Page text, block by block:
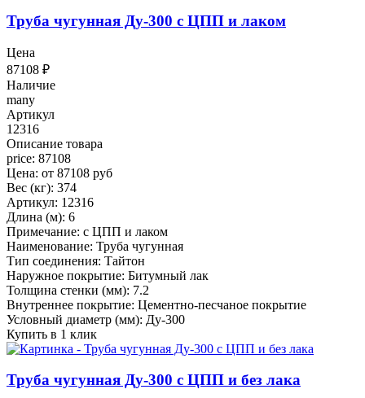
Труба чугунная Ду-300 с ЦПП и лаком
Цена
87108 ₽
Наличие
many
Артикул
12316
Описание товара
price: 87108
Цена: от 87108 руб
Вес (кг): 374
Артикул: 12316
Длина (м): 6
Примечание: с ЦПП и лаком
Наименование: Труба чугунная
Тип соединения: Тайтон
Наружное покрытие: Битумный лак
Толщина стенки (мм): 7.2
Внутреннее покрытие: Цементно-песчаное покрытие
Условный диаметр (мм): Ду-300
Купить в 1 клик
Труба чугунная Ду-300 с ЦПП и без лака